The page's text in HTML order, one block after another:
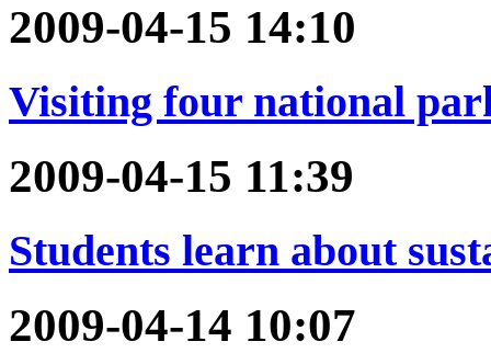
2009-04-15 14:10
Visiting four national
2009-04-15 11:39
Students learn about
2009-04-14 10:07